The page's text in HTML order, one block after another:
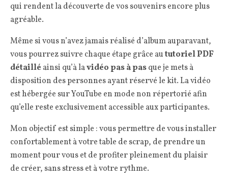
qui rendent la découverte de vos souvenirs encore plus
agréable.
Même si vous n’avez jamais réalisé d’album auparavant,
vous pourrez suivre chaque étape grâce aututoriel PDF
détaillé ainsi qu’à lavidéo pas à pasque je mets à
disposition des personnes ayant réservé le kit. La vidéo
est hébergée sur YouTube en mode non répertorié afin
qu’elle reste exclusivement accessible aux participantes.
Mon objectif est simple : vous permettre de vous installer
confortablement à votre table de scrap, de prendre un
moment pour vous et de profiter pleinement du plaisir
de créer, sans stress et à votre rythme.